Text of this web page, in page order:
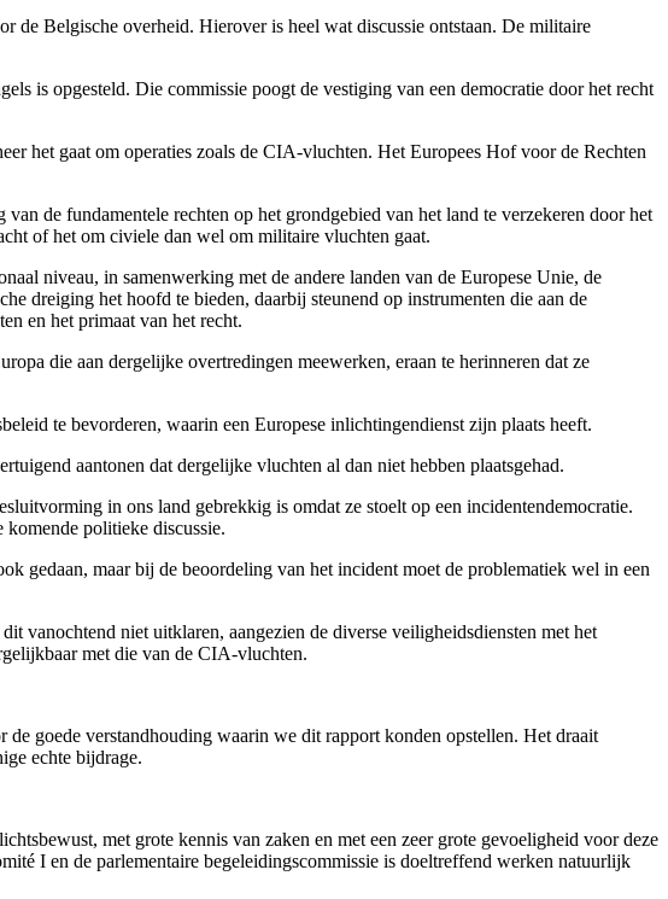
de Belgische overheid. Hierover is heel wat discussie ontstaan. De militaire
is opgesteld. Die commissie poogt de vestiging van een democratie door het recht
het gaat om operaties zoals de CIA-vluchten. Het Europees Hof voor de Rechten
de fundamentele rechten op het grondgebied van het land te verzekeren door het
of het om civiele dan wel om militaire vluchten gaat.
niveau, in samenwerking met de andere landen van de Europese Unie, de
dreiging het hoofd te bieden, daarbij steunend op instrumenten die aan de
en het primaat van het recht.
die aan dergelijke overtredingen meewerken, eraan te herinneren dat ze
te bevorderen, waarin een Europese inlichtingendienst zijn plaats heeft.
aantonen dat dergelijke vluchten al dan niet hebben plaatsgehad.
in ons land gebrekkig is omdat ze stoelt op een incidentendemocratie.
politieke discussie.
gedaan, maar bij de beoordeling van het incident moet de problematiek wel in een
vanochtend niet uitklaren, aangezien de diverse veiligheidsdiensten met het
met die van de CIA-vluchten.
goede verstandhouding waarin we dit rapport konden opstellen. Het draait
echte bijdrage.
met grote kennis van zaken en met een zeer grote gevoeligheid voor deze
I en de parlementaire begeleidingscommissie is doeltreffend werken natuurlijk